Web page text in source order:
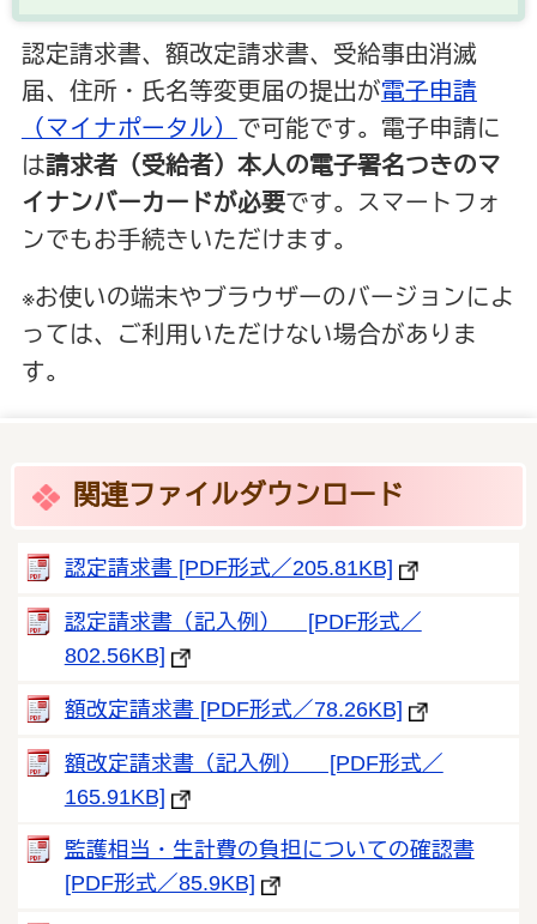
認定請求書、額改定請求書、受給事由消滅
届、住所・氏名等変更届の提出が電子申請
（マイナポータル） で可能です。電子申請に
は請求者（受給者）本人の電子署名つきのマ
イナンバーカードが必要です。スマートフォ
ンでもお手続きいただけます。
※お使いの端末やブラウザーのバージョンによ
っては、ご利用いただけない場合がありま
す。
関連ファイルダウンロード
認定請求書 [PDF形式／205.81KB]
認定請求書（記入例） [PDF形式／
802.56KB]
額改定請求書 [PDF形式／78.26KB]
額改定請求書（記入例） [PDF形式／
165.91KB]
監護相当・生計費の負担についての確認書
[PDF形式／85.9KB]